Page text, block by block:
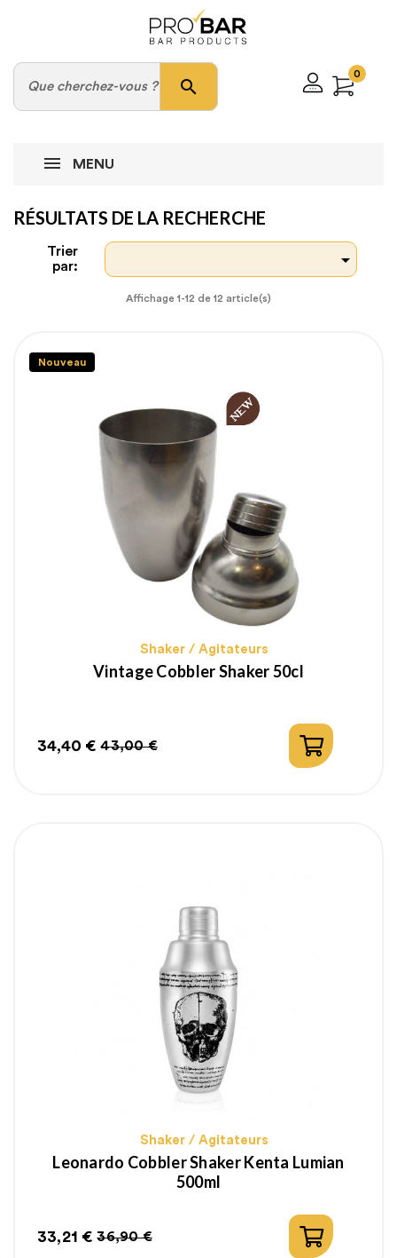
search
0
MENU
RÉSULTATS DE LA RECHERCHE
Trier
par:

Affichage 1-12 de 12 article(s)
Nouveau
Shaker / Agitateurs
Vintage Cobbler Shaker 50cl
Prix
34,40 €
Prix
43,00 €
Shaker / Agitateurs
Leonardo Cobbler Shaker Kenta Lumian
500ml
Prix
33,21 €
Prix
36,90 €